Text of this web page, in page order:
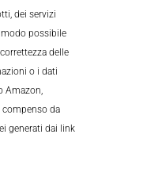
dei servizi
possibile
delle
o i dati
Amazon,
da
generati dai link